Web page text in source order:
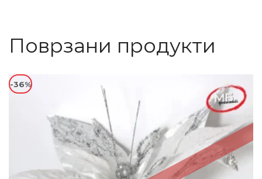
Поврзани продукти
-36%